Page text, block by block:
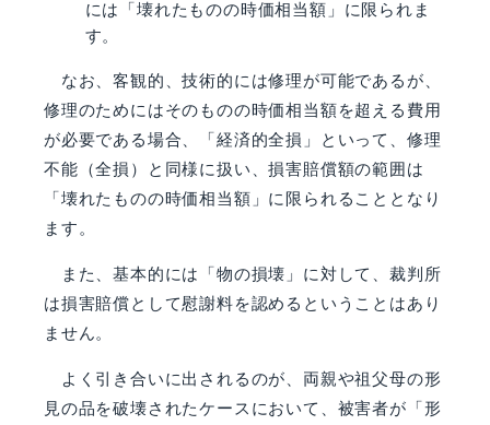
には「壊れたものの時価相当額」に限られま
す。
なお、客観的、技術的には修理が可能であるが、
修理のためにはそのものの時価相当額を超える費用
が必要である場合、「経済的全損」といって、修理
不能（全損）と同様に扱い、損害賠償額の範囲は
「壊れたものの時価相当額」に限られることとなり
ます。
また、基本的には「物の損壊」に対して、裁判所
は損害賠償として慰謝料を認めるということはあり
ません。
よく引き合いに出されるのが、両親や祖父母の形
見の品を破壊されたケースにおいて、被害者が「形